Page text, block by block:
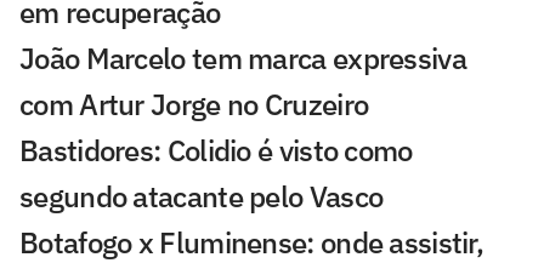
em recuperação
João Marcelo tem marca expressiva
com Artur Jorge no Cruzeiro
Bastidores: Colidio é visto como
segundo atacante pelo Vasco
Botafogo x Fluminense: onde assistir,